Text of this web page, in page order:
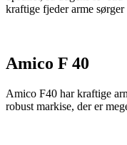
kraftige fjeder arme
Amico F 40
Amico F40 har kraftige
robust markise, der er